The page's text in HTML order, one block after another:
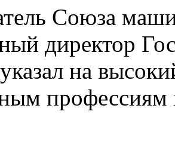
Союза
директор
на